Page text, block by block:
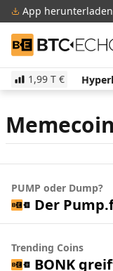
App herunterladen
BTC-ECHO
1,99 T €
€ -0.20%
Memecoin
PUMP oder Dump?
Der
Trending Coins
BONK